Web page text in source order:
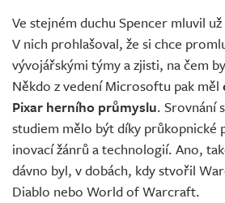
Ve stejném duchu Spencer mluvil
V nich prohlašoval, že si chce
vývojářskými týmy a zjisti, na čem
Někdo z vedení Microsoftu pak měl
Pixar herního průmyslu. Srovnání
studiem mělo být díky průkopnické
inovací žánrů a technologií. Ano,
dávno byl, v dobách, kdy stvořil
Diablo nebo World of Warcraft.